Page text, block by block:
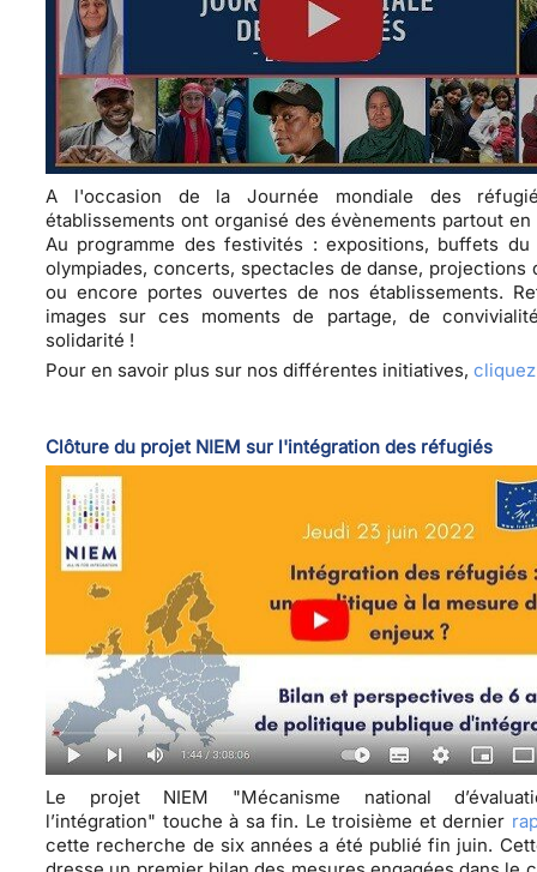
A l'occasion de la Journée mondiale des
établissements ont organisé des évènements partout en
Au programme des festivités : expositions, buffets du
olympiades, concerts, spectacles de danse, projections
ou encore portes ouvertes de nos établissements.
images sur ces moments de partage, de
solidarité !
Pour en savoir plus sur nos différentes initiatives,
Clôture du projet NIEM sur l'intégration des réfugiés
Le projet NIEM "Mécanisme national
l’intégration" touche à sa fin. Le troisième et dernier
cette recherche de six années a été publié fin juin.